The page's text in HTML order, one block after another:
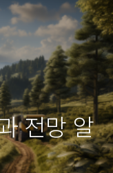
전망 알